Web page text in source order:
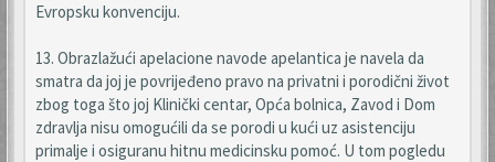
Evropsku konvenciju.
13. Obrazlažući apelacione navode apelantica je navela da
smatra da joj je povrijeđeno pravo na privatni i porodični život
zbog toga što joj Klinički centar, Opća bolnica, Zavod i Dom
zdravlja nisu omogućili da se porodi u kući uz asistenciju
primalje i osiguranu hitnu medicinsku pomoć. U tom pogledu